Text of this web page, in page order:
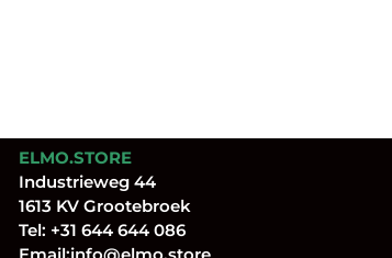
ELMO.STORE
Industrieweg 44
1613 KV Grootebroek
Tel: +31 644 644 086